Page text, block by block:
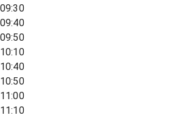
09:30
09:40
09:50
10:10
10:40
10:50
11:00
11:10